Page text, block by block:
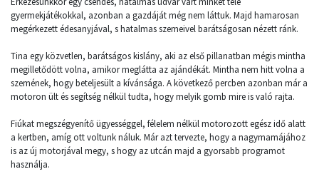
gyermekjátékokkal, azonban a gazdáját még nem láttuk. Majd hamarosan
megérkezett édesanyjával, s hatalmas szemeivel barátságosan nézett ránk.
Tina egy közvetlen, barátságos kislány, aki az első pillanatban mégis mintha
megilletődött volna, amikor meglátta az ajándékát. Mintha nem hitt volna a
szemének, hogy beteljesült a kívánsága. A következő percben azonban már a
motoron ült és segítség nélkül tudta, hogy melyik gomb mire is való rajta.
Fiúkat megszégyenítő ügyességgel, félelem nélkül motorozott egész idő alatt
a kertben, amíg ott voltunk náluk. Már azt tervezte, hogy a nagymamájához
is az új motorjával megy, s hogy az utcán majd a gyorsabb programot
használja.